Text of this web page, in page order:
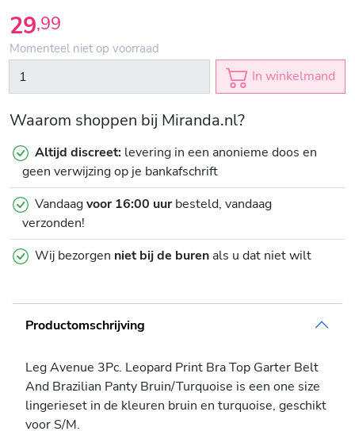
29,99
Momenteel niet op voorraad
In winkelmand
Waarom shoppen bij Miranda.nl?
Altijd discreet: levering in een anonieme doos en
geen verwijzing op je bankafschrift
Vandaagvoor 16:00 uurbesteld, vandaag
verzonden!
Wij bezorgen niet bij de burenals u dat niet wilt
Productomschrijving
Leg Avenue 3Pc. Leopard Print Bra Top Garter Belt
And Brazilian Panty Bruin/Turquoise is een one size
lingerieset in de kleuren bruin en turquoise, geschikt
voor S/M.